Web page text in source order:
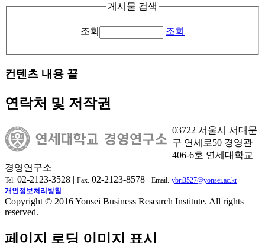
게시물 검색
조회 조회
컨텐츠 내용 끝
연락처 및 저작권
03722 서울시 서대문
구 연세로50 경영관
406-6호 연세대학교
경영연구소
Tel. 02-2123-3528 | Fax. 02-2123-8578 | Email. ybri3527@yonsei.ac.kr
개인정보처리방침
Copyright © 2016 Yonsei Business Research Institute. All rights
reserved.
페이지 로딩 이미지 표시